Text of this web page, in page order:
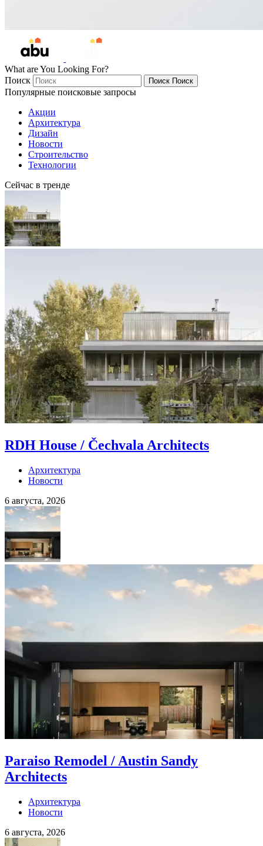
What are You Looking For?
Поиск
Поиск Поиск
Популярные поисковые запросы
Акции
Архитектура
Дизайн
Новости
Строительство
Технологии
Сейчас в тренде
RDH House / Čechvala Architects
Архитектура
Новости
6 августа, 2026
Paraiso Remodel / Austin Sandy
Architects
Архитектура
Новости
6 августа, 2026